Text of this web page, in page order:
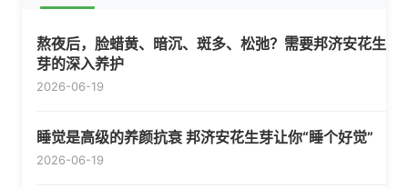
熬夜后，脸蜡黄、暗沉、斑多、松弛？需要邦济安花生
芽的深入养护
2026-06-19
睡觉是高级的养颜抗衰 邦济安花生芽让你“睡个好觉”
2026-06-19